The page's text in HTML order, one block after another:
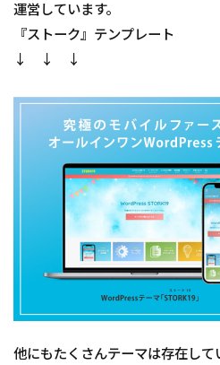
運営しています。
『ストーク』テンプレート
↓ ↓ ↓
他にもたくさんテーマは存在して